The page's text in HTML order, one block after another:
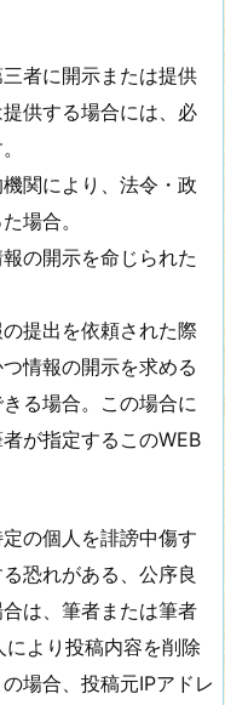
者に開示または提供
供する場合には、必
関により、法令・政
場合。
の開示を命じられた
提出を依頼された際
情報の開示を求める
る場合。この場合に
が指定するこのWEB
の個人を誹謗中傷す
恐れがある、公序良
は、筆者または筆者
より投稿内容を削除
場合、投稿元IPアドレ